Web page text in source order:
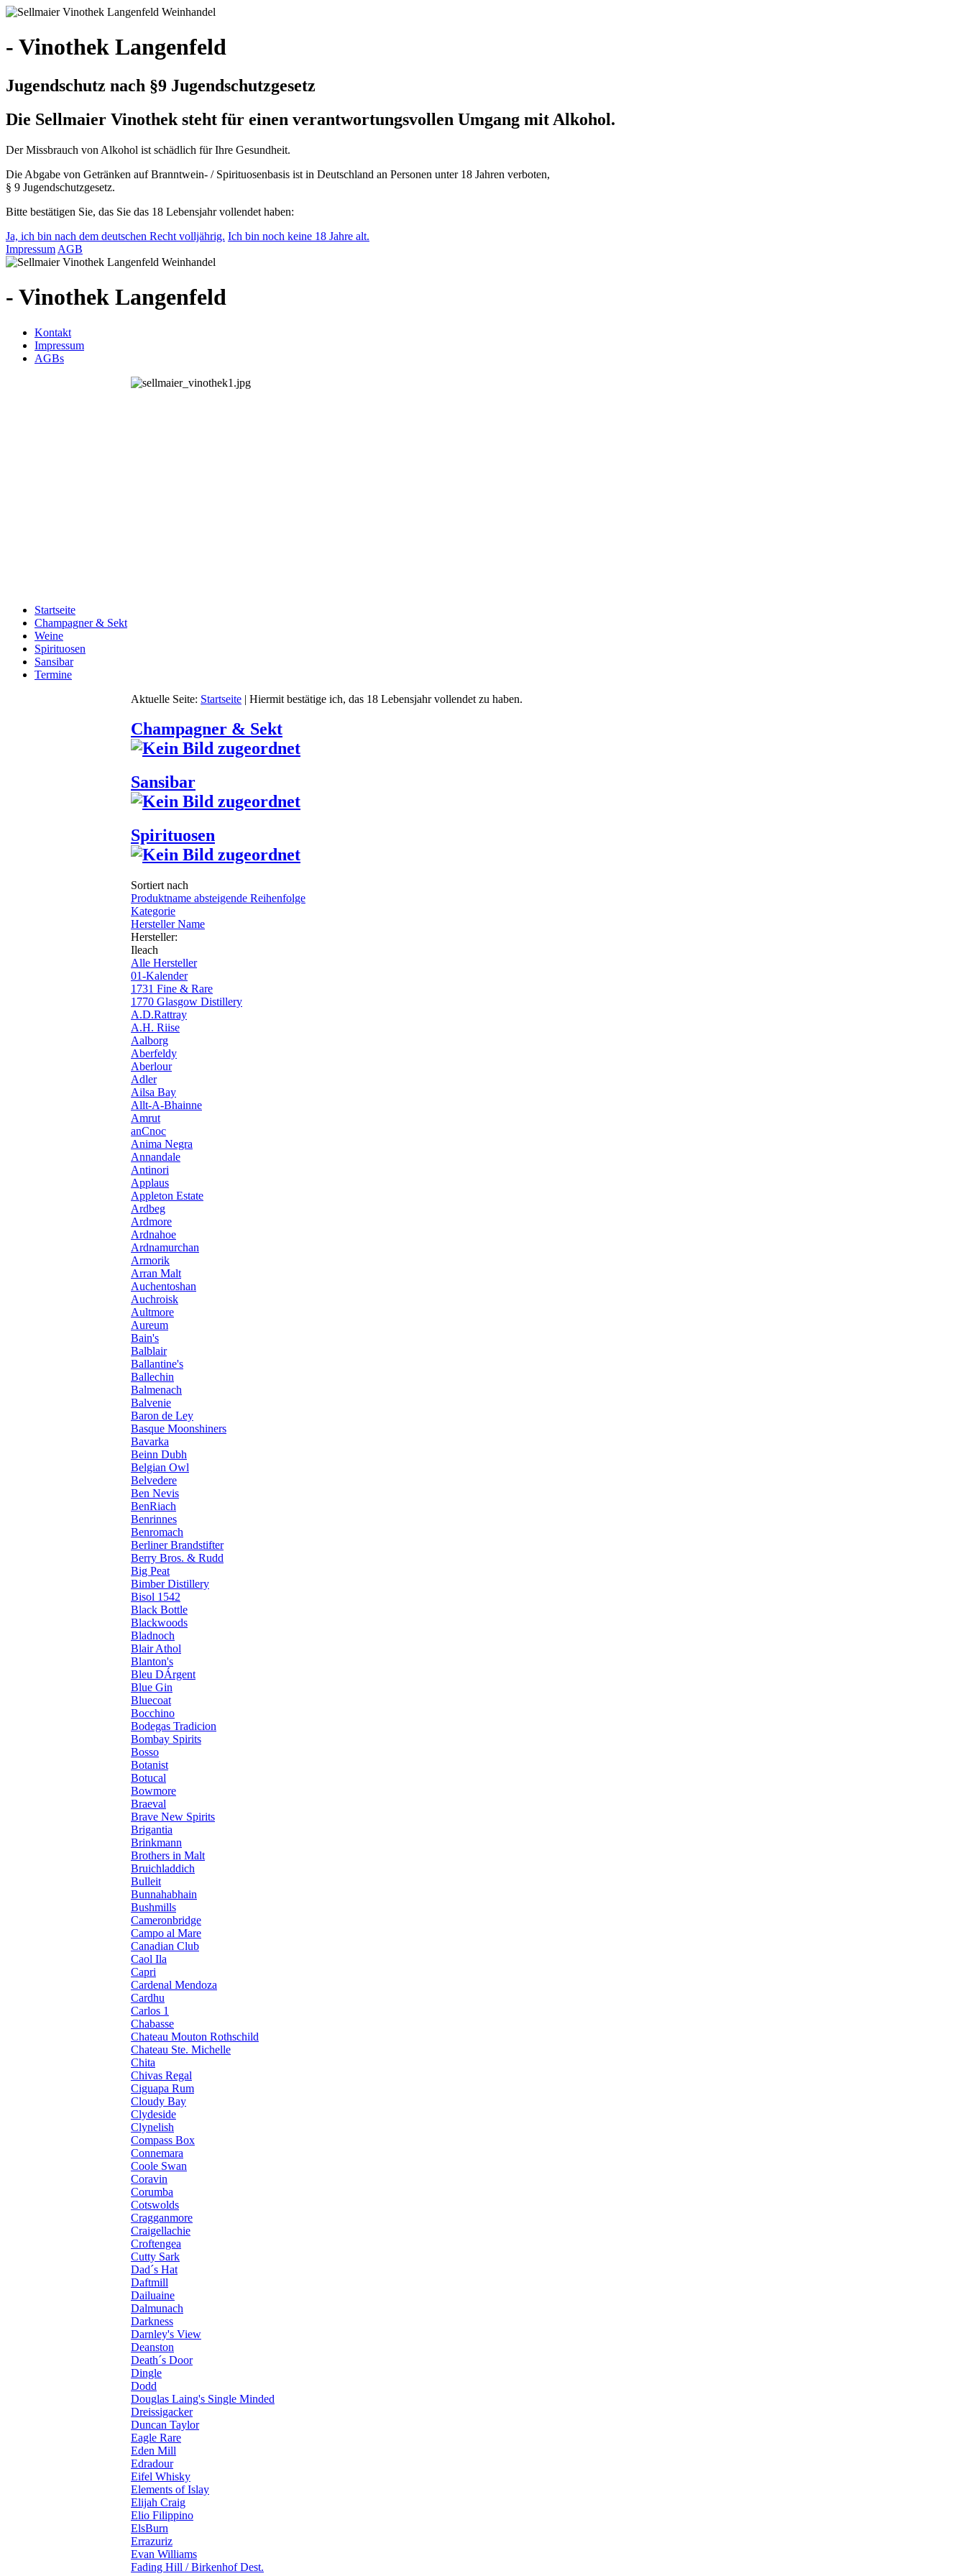
- Vinothek Langenfeld
Jugendschutz nach §9 Jugendschutzgesetz
Die Sellmaier Vinothek steht für einen verantwortungsvollen Umgang mit Alkohol.
Der Missbrauch von Alkohol ist schädlich für Ihre Gesundheit.
Die Abgabe von Getränken auf Branntwein- / Spirituosenbasis ist in Deutschland an Personen unter 18 Jahren verboten,
§ 9 Jugendschutzgesetz.
Bitte bestätigen Sie, das Sie das 18 Lebensjahr vollendet haben:
Ja, ich bin nach dem deutschen Recht volljährig. Ich bin noch keine 18 Jahre alt.
Impressum AGB
- Vinothek Langenfeld
Kontakt
Impressum
AGBs
Startseite
Champagner & Sekt
Weine
Spirituosen
Sansibar
Termine
Aktuelle Seite: Startseite | Hiermit bestätige ich, das 18 Lebensjahr vollendet zu haben.
Champagner & Sekt
Sansibar
Spirituosen
Sortiert nach
Produktname absteigende Reihenfolge
Kategorie
Hersteller Name
Hersteller:
Ileach
Alle Hersteller
01-Kalender
1731 Fine & Rare
1770 Glasgow Distillery
A.D.Rattray
A.H. Riise
Aalborg
Aberfeldy
Aberlour
Adler
Ailsa Bay
Allt-A-Bhainne
Amrut
anCnoc
Anima Negra
Annandale
Antinori
Applaus
Appleton Estate
Ardbeg
Ardmore
Ardnahoe
Ardnamurchan
Armorik
Arran Malt
Auchentoshan
Auchroisk
Aultmore
Aureum
Bain's
Balblair
Ballantine's
Ballechin
Balmenach
Balvenie
Baron de Ley
Basque Moonshiners
Bavarka
Beinn Dubh
Belgian Owl
Belvedere
Ben Nevis
BenRiach
Benrinnes
Benromach
Berliner Brandstifter
Berry Bros. & Rudd
Big Peat
Bimber Distillery
Bisol 1542
Black Bottle
Blackwoods
Bladnoch
Blair Athol
Blanton's
Bleu DÁrgent
Blue Gin
Bluecoat
Bocchino
Bodegas Tradicion
Bombay Spirits
Bosso
Botanist
Botucal
Bowmore
Braeval
Brave New Spirits
Brigantia
Brinkmann
Brothers in Malt
Bruichladdich
Bulleit
Bunnahabhain
Bushmills
Cameronbridge
Campo al Mare
Canadian Club
Caol Ila
Capri
Cardenal Mendoza
Cardhu
Carlos 1
Chabasse
Chateau Mouton Rothschild
Chateau Ste. Michelle
Chita
Chivas Regal
Ciguapa Rum
Cloudy Bay
Clydeside
Clynelish
Compass Box
Connemara
Coole Swan
Coravin
Corumba
Cotswolds
Cragganmore
Craigellachie
Croftengea
Cutty Sark
Dad´s Hat
Daftmill
Dailuaine
Dalmunach
Darkness
Darnley's View
Deanston
Death´s Door
Dingle
Dodd
Douglas Laing's Single Minded
Dreissigacker
Duncan Taylor
Eagle Rare
Eden Mill
Edradour
Eifel Whisky
Elements of Islay
Elijah Craig
Elio Filippino
ElsBurn
Errazuriz
Evan Williams
Fading Hill / Birkenhof Dest.